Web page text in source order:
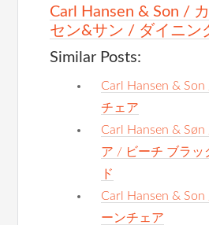
Carl Hansen & Son /
セン&サン / ダイニン
Similar Posts:
Carl Hansen &
チェア
Carl Hansen &
ア / ビーチ ブラッ
ド
Carl Hansen &
ーンチェア